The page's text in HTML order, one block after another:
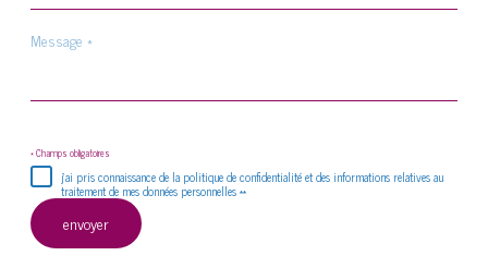
Message
* Champs obligatoires
j'ai pris connaissance de la politique de confidentialité et des informations relatives au
traitement de mes données personnelles **
envoyer